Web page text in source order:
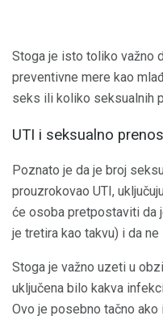
Stoga je isto toliko važno
preventivne mere kao
seks ili koliko seksualnih
UTI i seksualno
Poznato je da je broj
prouzrokovao UTI,
će osoba pretpostaviti da
je tretira kao takvu) i da
Stoga je važno uzeti u
uključena bilo kakva
Ovo je posebno tačno